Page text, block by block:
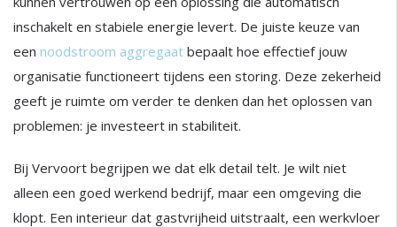
inschakelt en stabiele energie levert. De juiste keuze van
een noodstroom aggregaat bepaalt hoe effectief jouw
organisatie functioneert tijdens een storing. Deze zekerheid
geeft je ruimte om verder te denken dan het oplossen van
problemen: je investeert in stabiliteit.
Bij Vervoort begrijpen we dat elk detail telt. Je wilt niet
alleen een goed werkend bedrijf, maar een omgeving die
klopt. Een interieur dat gastvrijheid uitstraalt, een werkvloer